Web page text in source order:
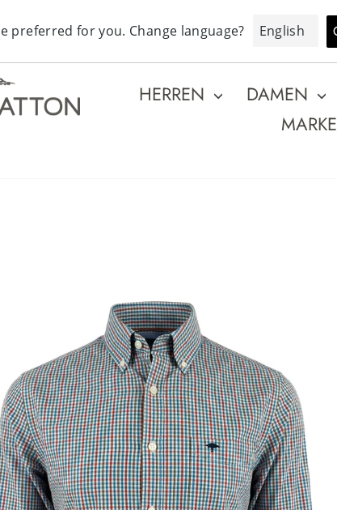
KOSTENFREIER VERSAND* AB
HERREN DAMEN
MARKE